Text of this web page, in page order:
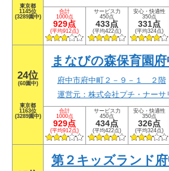
東京都
1145位
(3289園中)
合計
1000点
929点
(平均912点)
サービス力
450点
433点
(平均422点)
安心・快適性
350点
331点
(平均324点)
24位
(60園中)
東京都
1163位
(3289園中)
まなびの森保育園府
府中市府中町２－９－１ ２階
運営元：株式会社プチ・ナーサ
合計
1000点
929点
(平均912点)
サービス力
450点
434点
(平均422点)
安心・快適性
350点
326点
(平均324点)
第２キッズランド府